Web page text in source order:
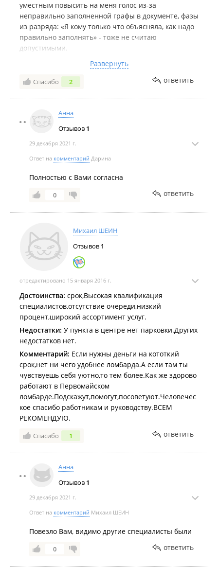
уместным повысить на меня голос из-за
неправильно заполненной графы в документе, фазы
из разряда: «Я кому только что объясняла, как надо
правильно заполнять» - тоже не считаю
допустимыми.
Не рекомендую, если вы хотите к
себе нормального отношения. Если просто нужно
быстро деньги на короткий срок, то сойдёт. Но есть
Развернуть
Спасибо 2 ответить
Анна
Отзывов 1
29 декабря 2021 г.
Ответ на комментарий Дарина
Полностью с Вами согласна
0 ответить
Михаил ШЕИН
Отзывов 1
отредактировано 15 января 2016 г.
Достоинства: срок,Высокая квалификация
специалистов,отсутствие очереди,низкий
процент,широкий ассортимент услуг.
Недостатки: У пункта в центре нет парковки.Других
недостатков нет.
Комментарий: Если нужны деньги на кототкий
срок,нет ни чего удобнее ломбарда.А если там ты
чувствуешь себя уютно,то тем более.Как же здорово
работают в Первомайском
ломбарде.Подскажут,помогут,посоветуют.Человечес
кое спасибо работникам и руководству.ВСЕМ
РЕКОМЕНДУЮ.
Спасибо 1 ответить
Анна
Отзывов 1
29 декабря 2021 г.
Ответ на комментарий Михаил ШЕИН
Повезло Вам, видимо другие специалисты были
0 ответить